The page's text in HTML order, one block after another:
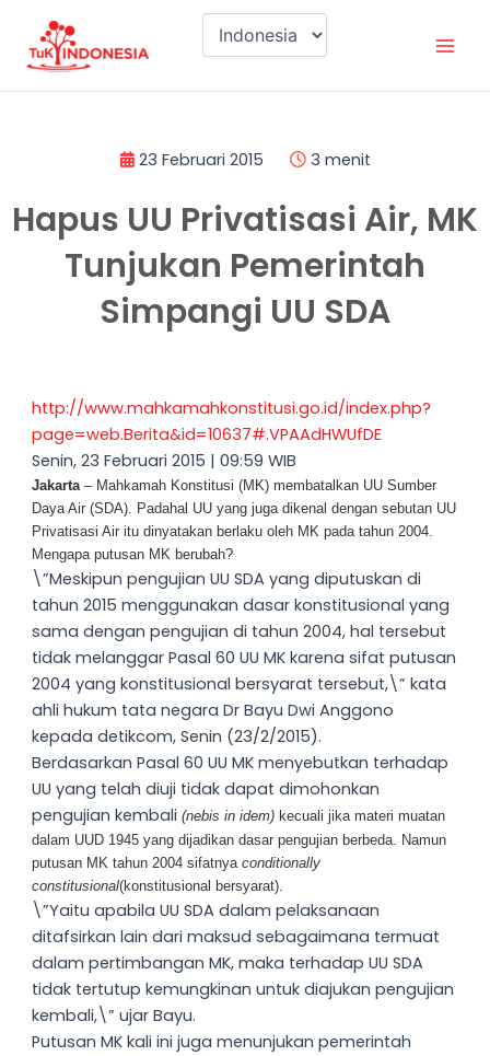
konten
23 Februari 2015 3 menit
Hapus UU Privatisasi Air, MK
Tunjukan Pemerintah
Simpangi UU SDA
http://www.mahkamahkonstitusi.go.id/index.php?
page=web.Berita&id=10637#.VPAAdHWUfDE
Senin, 23 Februari 2015 | 09:59 WIB
Jakarta– Mahkamah Konstitusi (MK) membatalkan UU Sumber
Daya Air (SDA). Padahal UU yang juga dikenal dengan sebutan UU
Privatisasi Air itu dinyatakan berlaku oleh MK pada tahun 2004.
Mengapa putusan MK berubah?
\”Meskipun pengujian UU SDA yang diputuskan di
tahun 2015 menggunakan dasar konstitusional yang
sama dengan pengujian di tahun 2004, hal tersebut
tidak melanggar Pasal 60 UU MK karena sifat putusan
2004 yang konstitusional bersyarat tersebut,\” kata
ahli hukum tata negara Dr Bayu Dwi Anggono
kepada detikcom, Senin (23/2/2015).
Berdasarkan Pasal 60 UU MK menyebutkan terhadap
UU yang telah diuji tidak dapat dimohonkan
pengujian kembali(nebis in idem) kecuali jika materi muatan
dalam UUD 1945 yang dijadikan dasar pengujian berbeda. Namun
putusan MK tahun 2004 sifatnyaconditionally
constitusional(konstitusional bersyarat).
\”Yaitu apabila UU SDA dalam pelaksanaan
ditafsirkan lain dari maksud sebagaimana termuat
dalam pertimbangan MK, maka terhadap UU SDA
tidak tertutup kemungkinan untuk diajukan pengujian
kembali,\” ujar Bayu.
Putusan MK kali ini juga menunjukan pemerintah